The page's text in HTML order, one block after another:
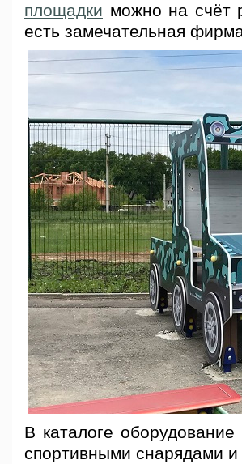
площадки можно на счёт
есть замечательная
В каталоге
спортивными снарядами